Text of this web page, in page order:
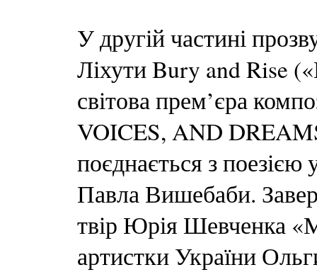
У другій частині
Ліхути Bury and Rise
світова прем’єра
VOICES, AND
поєднається з поезією
Павла Вишебаби.
твір Юрія Шевченка
артистки України